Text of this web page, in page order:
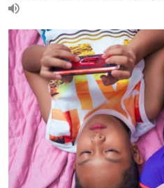
Xã hội
Tin Đời sống & Xã hội
360 độ Sức khỏe